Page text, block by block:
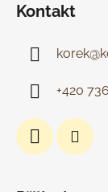
Kontakt
korek@
+420